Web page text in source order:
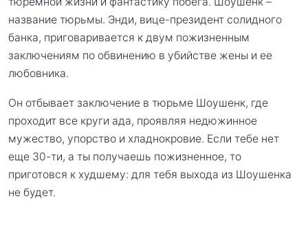
название тюрьмы. Энди, вице-президент солидного
банка, приговаривается к двум пожизненным
заключениям по обвинению в убийстве жены и ее
любовника.
Он отбывает заключение в тюрьме Шоушенк, где
проходит все круги ада, проявляя недюжинное
мужество, упорство и хладнокровие. Если тебе нет
еще 30-ти, а ты получаешь пожизненное, то
приготовся к худшему: для тебя выхода из Шоушенка
не будет.